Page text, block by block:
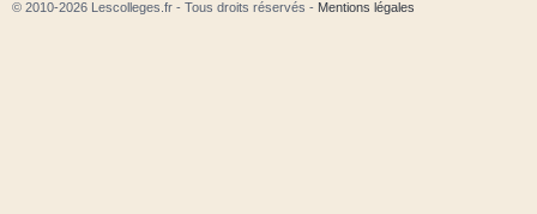
© 2010-2026 Lescolleges.fr - Tous droits réservés - Mentions légales